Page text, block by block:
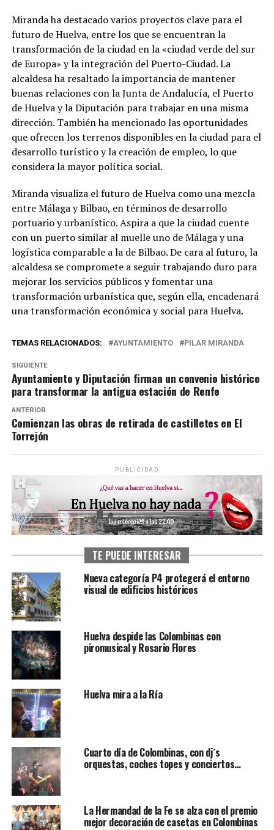
Miranda ha destacado varios proyectos clave para el
futuro de Huelva, entre los que se encuentran la
transformación de la ciudad en la «ciudad verde del sur
de Europa» y la integración del Puerto-Ciudad. La
alcaldesa ha resaltado la importancia de mantener
buenas relaciones con la Junta de Andalucía, el Puerto
de Huelva y la Diputación para trabajar en una misma
dirección. También ha mencionado las oportunidades
que ofrecen los terrenos disponibles en la ciudad para el
desarrollo turístico y la creación de empleo, lo que
considera la mayor política social.
Miranda visualiza el futuro de Huelva como una mezcla
entre Málaga y Bilbao, en términos de desarrollo
portuario y urbanístico. Aspira a que la ciudad cuente
con un puerto similar al muelle uno de Málaga y una
logística comparable a la de Bilbao. De cara al futuro, la
alcaldesa se compromete a seguir trabajando duro para
mejorar los servicios públicos y fomentar una
transformación urbanística que, según ella, encadenará
una transformación económica y social para Huelva.
TEMAS RELACIONADOS: AYUNTAMIENTO PILAR MIRANDA
SIGUIENTE
Ayuntamiento y Diputación firman un convenio histórico
para transformar la antigua estación de Renfe
ANTERIOR
Comienzan las obras de retirada de castilletes en El
Torrejón
PUBLICIDAD
TE PUEDE INTERESAR
Nueva categoría P4 protegerá el entorno
visual de edificios históricos
Huelva despide las Colombinas con
piromusical y Rosario Flores
Huelva mira a la Ría
Cuarto día de Colombinas, con dj´s
orquestas, coches topes y conciertos…
La Hermandad de la Fe se alza con el premio
mejor decoración de casetas en Colombinas